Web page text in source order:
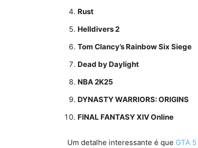
Rust
Helldivers 2
Tom Clancy’s Rainbow Six Siege
Dead by Daylight
NBA 2K25
DYNASTY WARRIORS: ORIGINS
FINAL FANTASY XIV Online
Um detalhe interessante é que GTA 5